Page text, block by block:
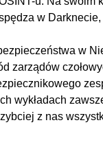
w
w
zarządów
wykładach
z nas